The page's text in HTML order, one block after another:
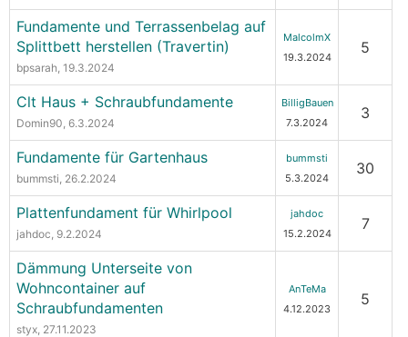
Fundamente und Terrassenbelag auf
Splittbett herstellen (Travertin)
bpsarah, 19.3.2024
MalcolmX
19.3.2024
5
Clt Haus + Schraubfundamente
Domin90, 6.3.2024
BilligBauen
7.3.2024
3
Fundamente für Gartenhaus
bummsti, 26.2.2024
bummsti
5.3.2024
30
Plattenfundament für Whirlpool
jahdoc, 9.2.2024
jahdoc
15.2.2024
7
Dämmung Unterseite von
Wohncontainer auf
Schraubfundamenten
styx, 27.11.2023
AnTeMa
4.12.2023
5